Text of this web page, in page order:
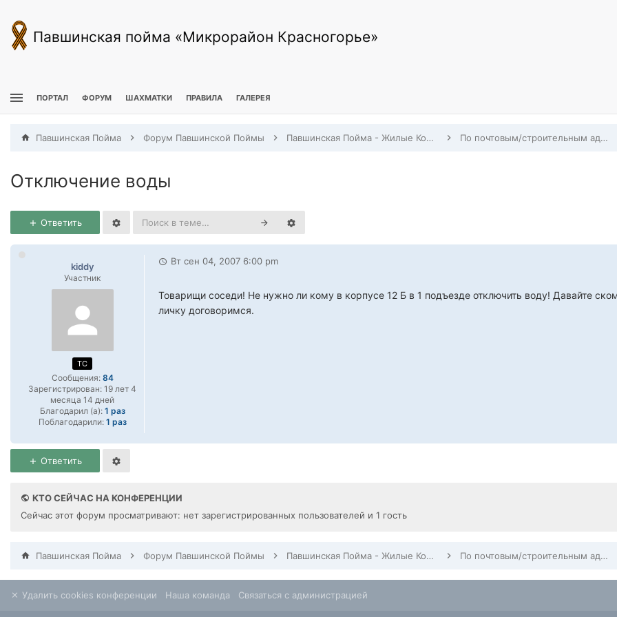
Павшинская пойма «Микрорайон Красногорье»
ПОРТАЛ ФОРУМ ШАХМАТКИ ПРАВИЛА ГАЛЕРЕЯ
Павшинская Пойма Форум Павшинской Поймы Павшинская Пойма - Жилые Комплексы, Строительство, Заселение, Дома по адресам По почтовым/строительным адресам Павшинской Поймы
Отключение воды
Ответить
kiddy
Участник
TC
Сообщения: 84
Зарегистрирован: 19 лет 4
месяца 14 дней
Благодарил (а): 1 раз
Поблагодарили: 1 раз
Вт сен 04, 2007 6:00 pm
Товарищи соседи! Не нужно ли кому в корпусе 12 Б в 1 подъезде отключить воду! Давайте
личку договоримся.
Ответить
КТО СЕЙЧАС НА КОНФЕРЕНЦИИ
Сейчас этот форум просматривают: нет зарегистрированных пользователей и 1 гость
Павшинская Пойма Форум Павшинской Поймы Павшинская Пойма - Жилые Комплексы, Строительство, Заселение, Дома по адресам По почтовым/строительным адресам Павшинской Поймы
Удалить cookies конференции Наша команда Связаться с администрацией